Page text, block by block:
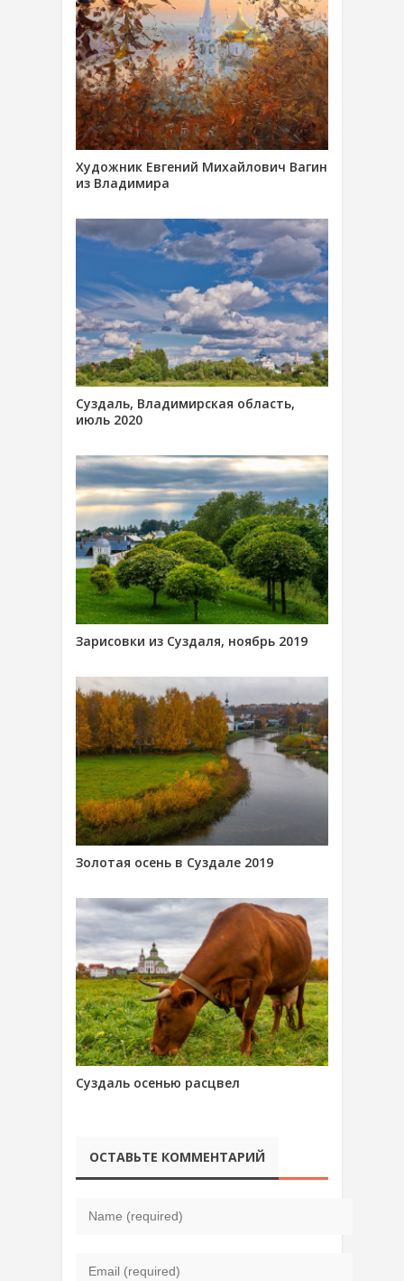
Художник Евгений Михайлович Вагин
из Владимира
Суздаль, Владимирская область,
июль 2020
Зарисовки из Суздаля, ноябрь 2019
Золотая осень в Суздале 2019
Суздаль осенью расцвел
ОСТАВЬТЕ КОММЕНТАРИЙ